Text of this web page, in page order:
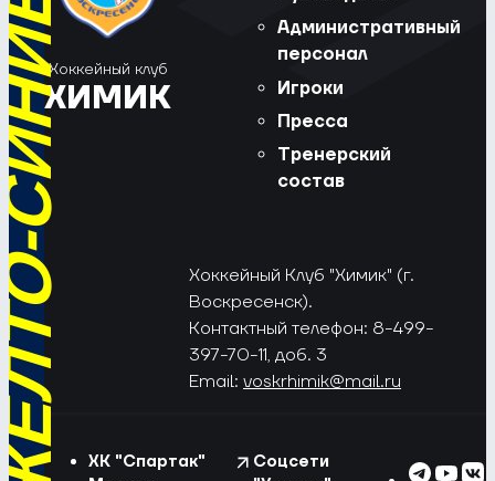
Хоккейный клуб
ХИМИК
Административный
персонал
Игроки
Пресса
Тренерский
состав
Хоккейный Клуб "Химик" (г.
Воскресенск).
Контактный телефон: 8-499-
397-70-11, доб. 3
Email: voskrhimik@mail.ru
ХК "Спартак"
Соцсети